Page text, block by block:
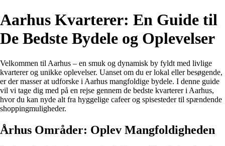
Aarhus Kvarterer: En Guide til
De Bedste Bydele og Oplevelser
Velkommen til Aarhus – en smuk og dynamisk by fyldt med livlige
kvarterer og unikke oplevelser. Uanset om du er lokal eller besøgende,
er der masser at udforske i Aarhus mangfoldige bydele. I denne guide
vil vi tage dig med på en rejse gennem de bedste kvarterer i Aarhus,
hvor du kan nyde alt fra hyggelige cafeer og spisesteder til spændende
shoppingmuligheder.
Århus Områder: Oplev Mangfoldigheden